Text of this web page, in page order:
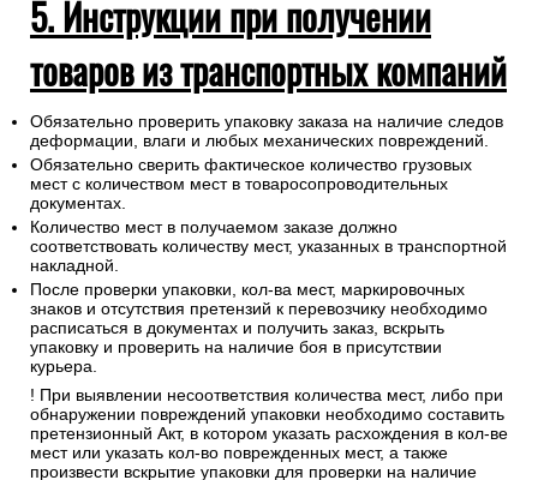
5. Инструкции при получении
товаров из транспортных компаний
Обязательно проверить упаковку заказа на наличие следов
деформации, влаги и любых механических повреждений.
Обязательно сверить фактическое количество грузовых
мест с количеством мест в товаросопроводительных
документах.
Количество мест в получаемом заказе должно
соответствовать количеству мест, указанных в транспортной
накладной.
После проверки упаковки, кол-ва мест, маркировочных
знаков и отсутствия претензий к перевозчику необходимо
расписаться в документах и получить заказ, вскрыть
упаковку и проверить на наличие боя в присутствии
курьера.
! При выявлении несоответствия количества мест, либо при